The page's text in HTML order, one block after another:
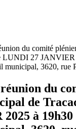
du comité
LUNDI 27 JANVIER
municipal, 3620, rue
du
de
à